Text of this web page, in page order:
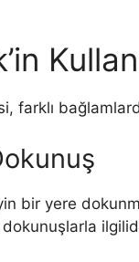
farklı
bir yere